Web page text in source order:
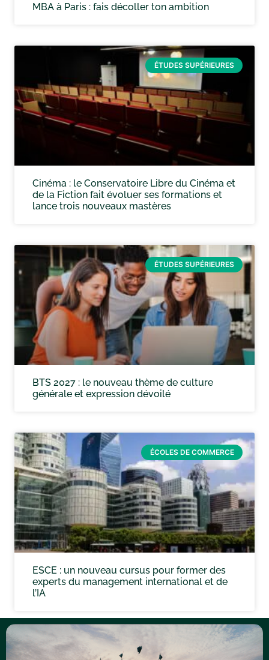
MBA à Paris : fais décoller ton ambition
ÉTUDES SUPÉRIEURES
Cinéma : le Conservatoire Libre du Cinéma et
de la Fiction fait évoluer ses formations et
lance trois nouveaux mastères
ÉTUDES SUPÉRIEURES
BTS 2027 : le nouveau thème de culture
générale et expression dévoilé
ÉCOLES DE COMMERCE
ESCE : un nouveau cursus pour former des
experts du management international et de
l’IA